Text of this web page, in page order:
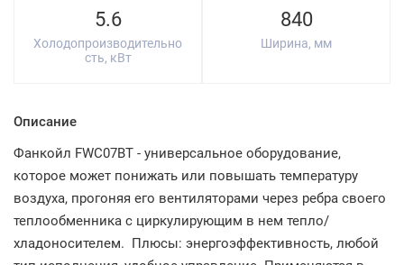
5.6
Холодопроизводительно
сть, кВт
840
Ширина, мм
Описание
Фанкойл FWC07BT - универсальное оборудование,
которое может понижать или повышать температуру
воздуха, прогоняя его вентиляторами через ребра своего
теплообменника с циркулирующим в нем тепло/
хладоносителем. Плюсы: энергоэффективность, любой